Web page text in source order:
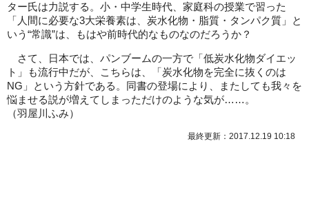
ター氏は力説する。小・中学生時代、家庭科の授業で習った
「人間に必要な3大栄養素は、炭水化物・脂質・タンパク質」と
いう“常識”は、もはや前時代的なものなのだろうか？
さて、日本では、パンブームの一方で「低炭水化物ダイエッ
ト」も流行中だが、こちらは、「炭水化物を完全に抜くのは
NG」という方針である。同書の登場により、またしても我々を
悩ませる説が増えてしまっただけのような気が……。
（羽屋川ふみ）
最終更新：2017.12.19 10:18